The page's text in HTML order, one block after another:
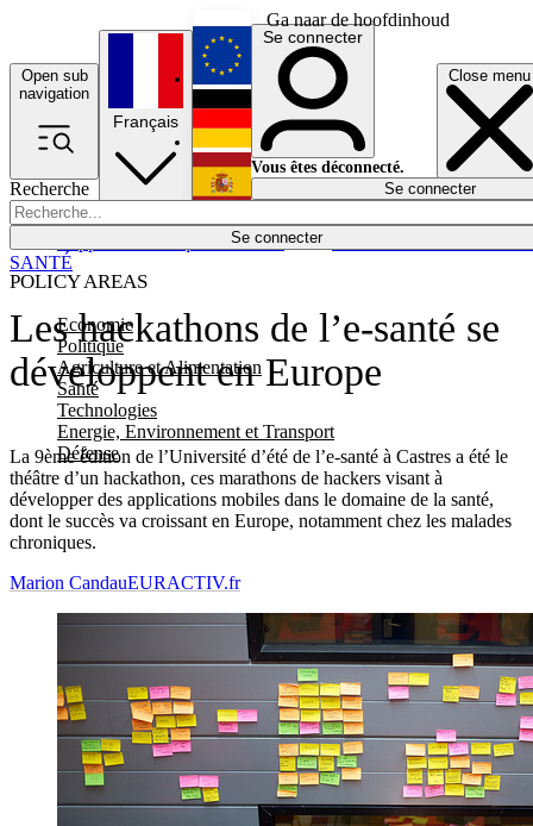
Ga naar de hoofdinhoud
Open sub
navigation
Close menu
Recherche
Se connecter
POLICY AREAS
Economie
Politique
Agriculture et Alimentation
Santé
Technologies
Energie, Environnement et Transport
Défense
Économie
Français
English
Deutsch
Español
Se connecter
Vous êtes déconnecté.
Se connecter
Les hackathons de l’e-santé se
développent en Europe
La 9ème édition de l’Université d’été de l’e-santé à Castres a été le
théâtre d’un hackathon, ces marathons de hackers visant à
développer des applications mobiles dans le domaine de la santé,
dont le succès va croissant en Europe, notamment chez les malades
chroniques.
SANTÉ
Marion CandauEURACTIV.fr